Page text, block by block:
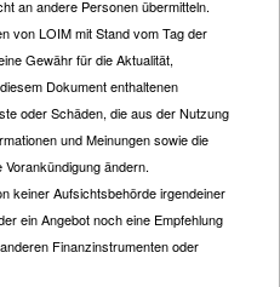
an andere Personen übermitteln.
von LOIM mit Stand vom Tag der
Gewähr für die Aktualität,
Dokument enthaltenen
oder Schäden, die aus der Nutzung
und Meinungen sowie die
ändern.
keiner Aufsichtsbehörde irgendeiner
ein Angebot noch eine Empfehlung
Finanzinstrumenten oder